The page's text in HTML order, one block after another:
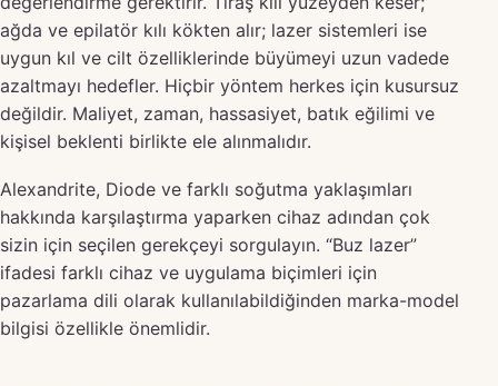
ağda ve epilatör kılı kökten alır; lazer sistemleri ise
uygun kıl ve cilt özelliklerinde büyümeyi uzun vadede
azaltmayı hedefler. Hiçbir yöntem herkes için kusursuz
değildir. Maliyet, zaman, hassasiyet, batık eğilimi ve
kişisel beklenti birlikte ele alınmalıdır.
Alexandrite, Diode ve farklı soğutma yaklaşımları
hakkında karşılaştırma yaparken cihaz adından çok
sizin için seçilen gerekçeyi sorgulayın. “Buz lazer”
ifadesi farklı cihaz ve uygulama biçimleri için
pazarlama dili olarak kullanılabildiğinden marka-model
bilgisi özellikle önemlidir.